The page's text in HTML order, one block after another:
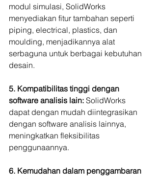
modul simulasi, SolidWorks
menyediakan fitur tambahan seperti
piping, electrical, plastics, dan
moulding, menjadikannya alat
serbaguna untuk berbagai kebutuhan
desain.
5. Kompatibilitas tinggi dengan
software analisis lain: SolidWorks
dapat dengan mudah diintegrasikan
dengan software analisis lainnya,
meningkatkan fleksibilitas
penggunaannya.
6. Kemudahan dalam penggambaran